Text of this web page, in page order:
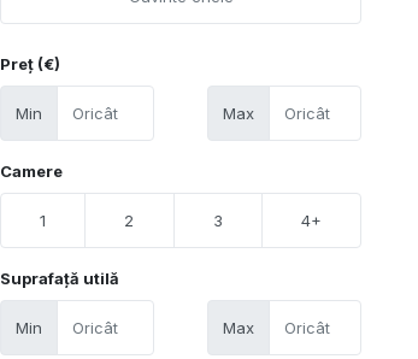
Preț (€)
Min Max
Camere
1 2 3 4+
Suprafață utilă
Min Max